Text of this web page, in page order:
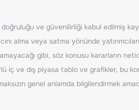
ve güvenilirliği kabul edilmiş
alma veya satma yönünde
gibi, söz konusu kararların
iç ve dış piyasa tablo ve grafikler, bu
genel anlamda bilgilendirmek